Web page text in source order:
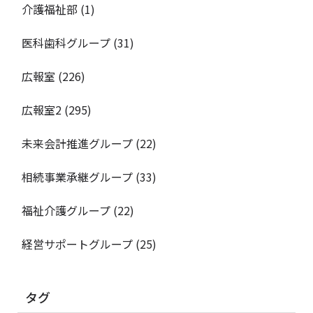
介護福祉部 (1)
医科歯科グループ (31)
広報室 (226)
広報室2 (295)
未来会計推進グループ (22)
相続事業承継グループ (33)
福祉介護グループ (22)
経営サポートグループ (25)
タグ